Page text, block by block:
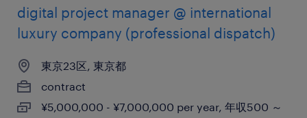
digital project manager @ international
luxury company (professional dispatch)
東京23区, 東京都
contract
¥5,000,000 - ¥7,000,000 per year, 年収500 ～